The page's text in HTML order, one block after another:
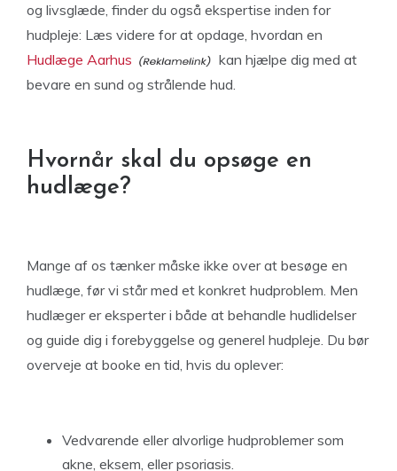
og livsglæde, finder du også ekspertise inden for
hudpleje: Læs videre for at opdage, hvordan en
Hudlæge Aarhus
kan hjælpe dig med at
bevare en sund og strålende hud.
Hvornår skal du opsøge en
hudlæge?
Mange af os tænker måske ikke over at besøge en
hudlæge, før vi står med et konkret hudproblem. Men
hudlæger er eksperter i både at behandle hudlidelser
og guide dig i forebyggelse og generel hudpleje. Du bør
overveje at booke en tid, hvis du oplever:
Vedvarende eller alvorlige hudproblemer som
akne, eksem, eller psoriasis.